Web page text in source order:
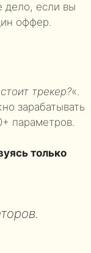
дело, если вы
оффер.
трекер?«.
зарабатывать
параметров.
только